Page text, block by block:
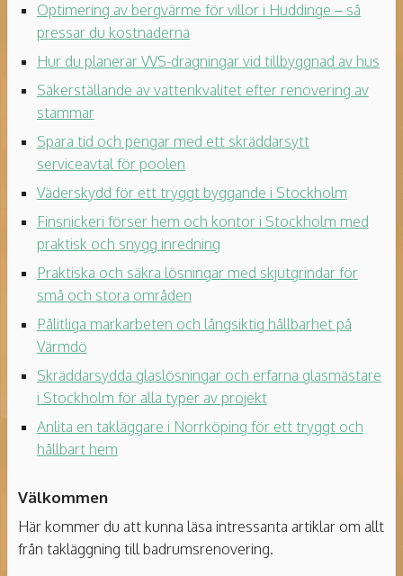
Optimering av bergvärme för villor i Huddinge – så
pressar du kostnaderna
Hur du planerar VVS-dragningar vid tillbyggnad av hus
Säkerställande av vattenkvalitet efter renovering av
stammar
Spara tid och pengar med ett skräddarsytt
serviceavtal för poolen
Väderskydd för ett tryggt byggande i Stockholm
Finsnickeri förser hem och kontor i Stockholm med
praktisk och snygg inredning
Praktiska och säkra lösningar med skjutgrindar för
små och stora områden
Pålitliga markarbeten och långsiktig hållbarhet på
Värmdö
Skräddarsydda glaslösningar och erfarna glasmästare
i Stockholm för alla typer av projekt
Anlita en takläggare i Norrköping för ett tryggt och
hållbart hem
Välkommen
Här kommer du att kunna läsa intressanta artiklar om allt
från takläggning till badrumsrenovering.